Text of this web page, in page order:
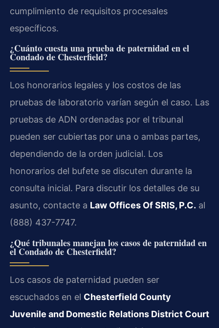
cumplimiento de requisitos procesales
específicos.
¿Cuánto cuesta una prueba de paternidad en el
Condado de Chesterfield?
Los honorarios legales y los costos de las
pruebas de laboratorio varían según el caso. Las
pruebas de ADN ordenadas por el tribunal
pueden ser cubiertas por una o ambas partes,
dependiendo de la orden judicial. Los
honorarios del bufete se discuten durante la
consulta inicial. Para discutir los detalles de su
asunto, contacte a Law Offices Of SRIS, P.C. al
(888) 437-7747.
¿Qué tribunales manejan los casos de paternidad en
el Condado de Chesterfield?
Los casos de paternidad pueden ser
escuchados en el Chesterfield County
Juvenile and Domestic Relations District Court